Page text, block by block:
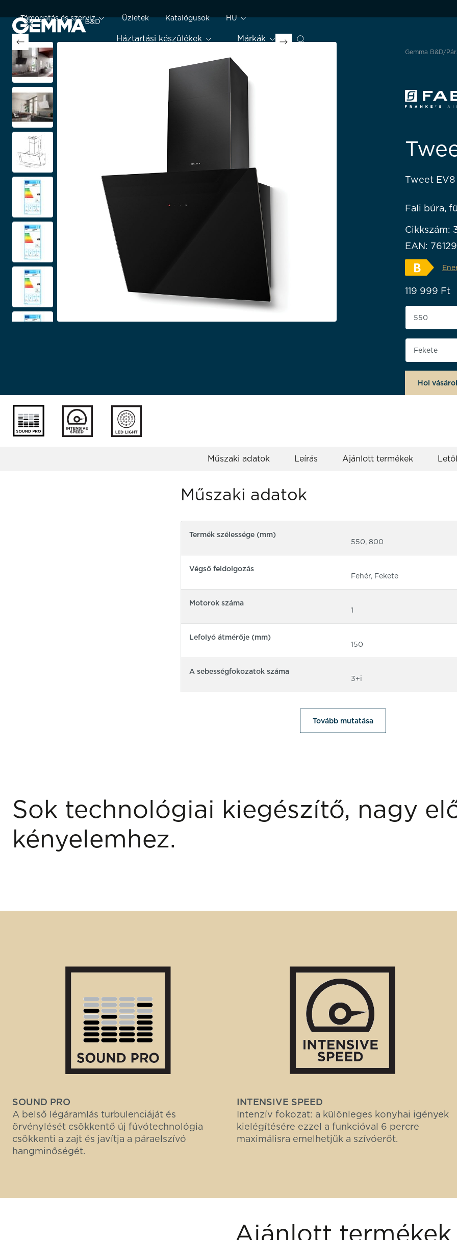
Háztartási készülékek Márkák
Támogatás és szerviz Üzletek Katalógusok HU
Gemma B&D
Tweet EV8
Fali búra,
Cikkszám:
EAN:
119 999 Ft
Termék
Végső
Hol
Műszaki adatok Leírás Ajánlott termékek
Műszaki adatok
Termék szélessége (mm)
550, 800
Végső feldolgozás
Fehér, Fekete
Motorok száma
1
Lefolyó átmérője (mm)
150
A sebességfokozatok száma
3+i
Tovább mutatása
Sok technológiai kiegészítő, nagy
kényelemhez.
SOUND PRO
A belső légáramlás turbulenciáját és
örvénylését csökkentő új fúvótechnológia
csökkenti a zajt és javítja a páraelszívó
hangminőségét.
INTENSIVE SPEED
Intenzív fokozat: a különleges konyhai igények
kielégítésére ezzel a funkcióval 6 percre
maximálisra emelhetjük a szívóerőt.
Ajánlott termékek